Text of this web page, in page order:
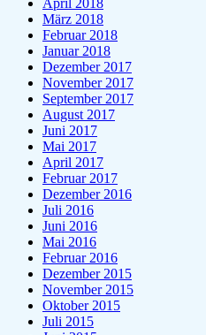
April 2018
März 2018
Februar 2018
Januar 2018
Dezember 2017
November 2017
September 2017
August 2017
Juni 2017
Mai 2017
April 2017
Februar 2017
Dezember 2016
Juli 2016
Juni 2016
Mai 2016
Februar 2016
Dezember 2015
November 2015
Oktober 2015
Juli 2015